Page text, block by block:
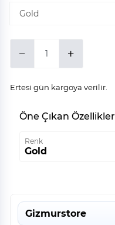
Ertesi gün kargoya verilir.
Öne Çıkan Özellikler
Renk
Gold
Gizmurstore